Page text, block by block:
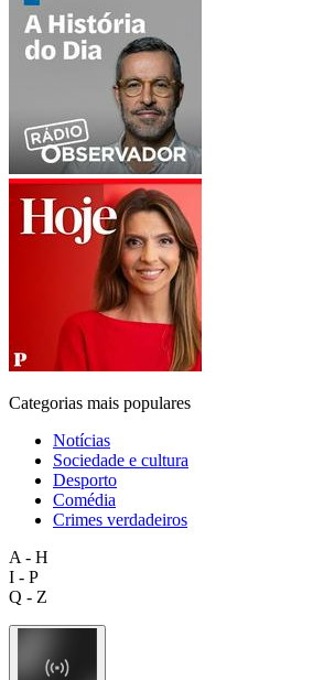
Categorias mais populares
Notícias
Sociedade e cultura
Desporto
Comédia
Crimes verdadeiros
A - H
I - P
Q - Z